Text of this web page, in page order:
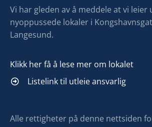
Vi har gleden av å meddele at vi leier
nyoppussede lokaler i
Langesund.
Klikk her få å lese mer om lokalet
Listelink til utleie ansvarlig
Alle rettigheter på denne nettsiden